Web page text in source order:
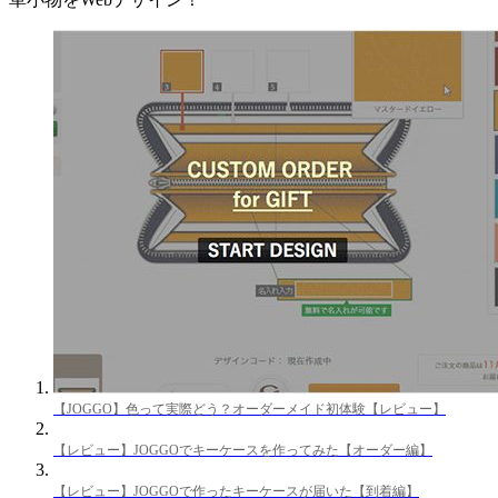
【JOGGO】色って実際どう？オーダーメイド初体験【レビュー】
【レビュー】JOGGOでキーケースを作ってみた【オーダー編】
【レビュー】JOGGOで作ったキーケースが届いた【到着編】